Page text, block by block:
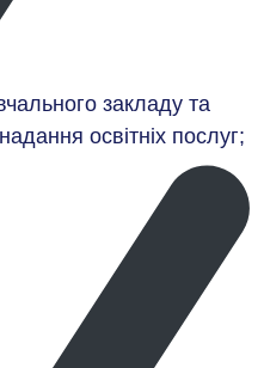
закладу та
освітніх послуг;